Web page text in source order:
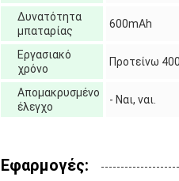
Δυνατότητα
μπαταρίας
600mAh
Εργασιακό
χρόνο
Προτείνω
Απομακρυσμένο
έλεγχο
- Ναι, ναι.
Εφαρμογές: